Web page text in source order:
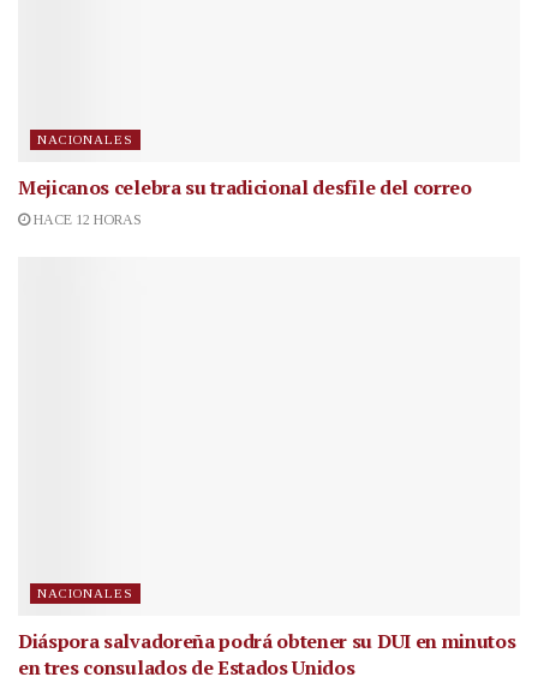
NACIONALES
Mejicanos celebra su tradicional desfile del correo
HACE 12 HORAS
NACIONALES
Diáspora salvadoreña podrá obtener su DUI en minutos
en tres consulados de Estados Unidos